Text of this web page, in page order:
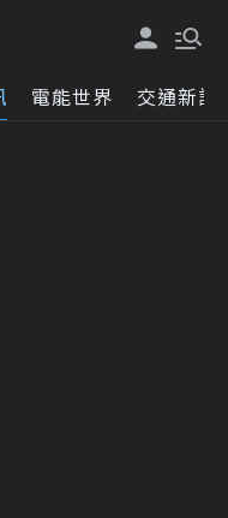
電能世界 交通新訊